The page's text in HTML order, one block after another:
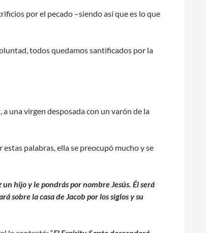
por el pecado –siendo así que es lo que
todos quedamos santificados por la
una virgen desposada con un varón de la
estas palabras, ella se preocupó mucho y se
hijo y le pondrás por nombre Jesús. Él será
sobre la casa de Jacob por los siglos y su